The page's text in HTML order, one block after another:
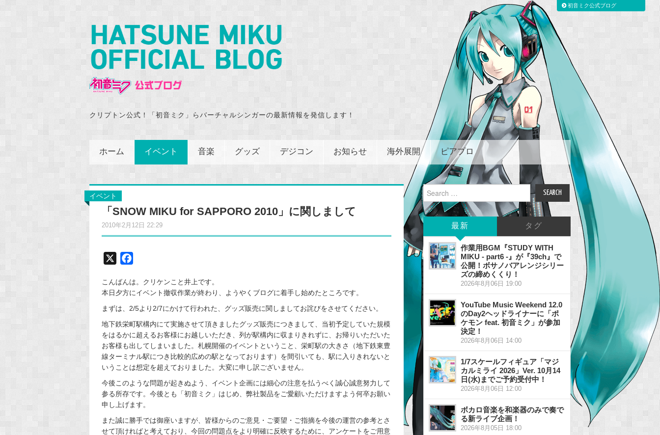
クリプトン公式！「初音ミク」らバーチャルシンガーの最新情報を発信します！
ホーム イベント 音楽 グッズ デジコン お知らせ 海外展開 ピアプロ
イベント
「SNOW MIKU for SAPPORO 2010」に関しまして
2010年2月12日 22:29
c
e
b
o
o
k
こんばんは。クリケンこと井上です。
本日夕方にイベント撤収作業が終わり、ようやくブログに着手し始めたところです。
まずは、2/5より2/7にかけて行われた、グッズ販売に関しましてお詫びをさせてください。
地下鉄栄町駅構内にて実施させて頂きましたグッズ販売につきまして、当初予定していた規模
をはるかに超えるお客様にお越しいただき、列が駅構内に収まりきれずに、お帰りいただいた
お客様も出してしまいました。札幌開催のイベントということ、栄町駅の大きさ（地下鉄東豊
線ターミナル駅につき比較的広めの駅となっております）を間引いても、駅に入りきれないと
いうことは想定を超えておりました。大変に申し訳ございません。
今後このような問題が起きぬよう、イベント企画には細心の注意を払うべく誠心誠意努力して
参る所存です。今後とも「初音ミク」はじめ、弊社製品をご愛顧いただけますよう何卒お願い
申し上げます。
また誠に勝手では御座いますが、皆様からのご意見・ご要望・ご指摘を今後の運営の参考とさ
せて頂ければと考えており、今回の問題点をより明確に反映するために、アンケートをご用意
Search
for:
最新 タグ
作業用BGM『STUDY WITH
MIKU - part6 -』が『39ch』で
公開！ボサノバアレンジシリー
ズの締めくくり！
2026年8月06日 19:00
YouTube Music Weekend 12.0
のDay2ヘッドライナーに「ポ
ケモン feat. 初音ミク」が参加
決定！
2026年8月06日 14:00
1/7スケールフィギュア「マジ
カルミライ 2026」Ver. 10月14
日(水)までご予約受付中！
2026年8月06日 12:00
ボカロ音楽を和楽器のみで奏で
る新ライブ企画！
2026年8月05日 18:00
初音ミク公式ブログ